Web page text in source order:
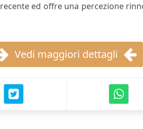
ed offre una percezione
Vedi maggiori dettagli